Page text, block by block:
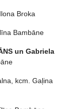
Broka
Bambāne
un Gabriela
kcm. Gaļina